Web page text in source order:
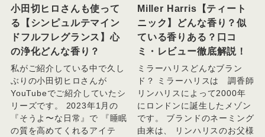
小田切ヒロさんも使って
る【シンピュルテマイン
ドフルフレグランス】心
の浄化どんな香り？
私がご紹介している中で久し
ぶりの小田切ヒロさんが
YouTubeでご紹介していたシ
リーズです。 2023年1月の
『そうよ〜な日常』で 『睡眠
の質を高めてくれるアイテ
Miller Harris【ティート
ニック】どんな香り？似
ている香りある？口コ
ミ・レビュー徹底解説！
ミラーハリスどんなブラン
ド？ ミラーハリスは 調香師
リンハリスによって2000年
にロンドンに誕生したメゾン
です。 ブランドのネーミング
由来は、 リンハリスのお父様